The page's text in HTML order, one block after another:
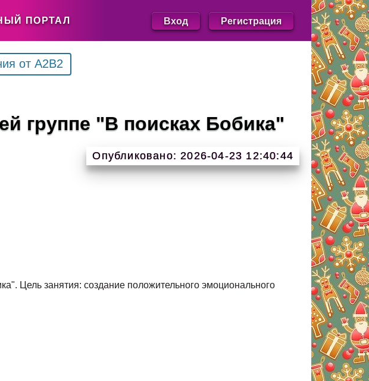
ПОРТАЛ Вход Регистрация
от A2B2
группе "В поисках Бобика"
Опубликовано: 2026-04-23 12:40:44
Цель занятия: создание положительного эмоционального